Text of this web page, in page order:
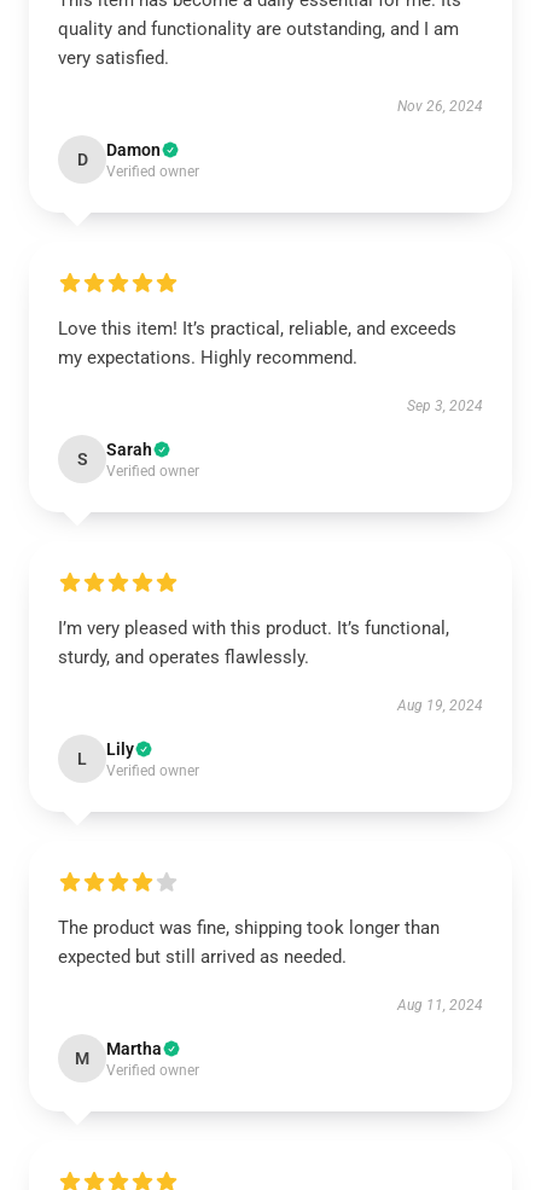
quality and functionality are outstanding, and I am
very satisfied.
Nov 26, 2024
D Damon
Verified owner
Love this item! It’s practical, reliable, and exceeds
my expectations. Highly recommend.
Sep 3, 2024
S Sarah
Verified owner
I’m very pleased with this product. It’s functional,
sturdy, and operates flawlessly.
Aug 19, 2024
L Lily
Verified owner
The product was fine, shipping took longer than
expected but still arrived as needed.
Aug 11, 2024
M Martha
Verified owner